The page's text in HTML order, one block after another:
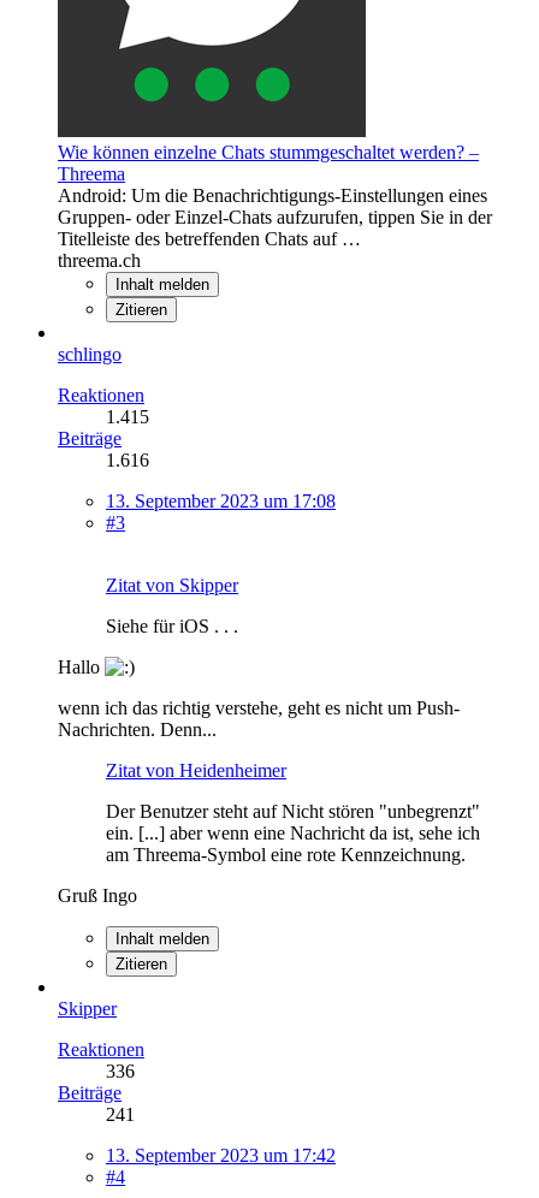
Wie können einzelne Chats stummgeschaltet werden? –
Threema
Android: Um die Benachrichtigungs-Einstellungen eines
Gruppen- oder Einzel-Chats aufzurufen, tippen Sie in der
Titelleiste des betreffenden Chats auf …
threema.ch
Inhalt melden
Zitieren
schlingo
Reaktionen
1.415
Beiträge
1.616
13. September 2023 um 17:08
#3
Zitat von Skipper
Siehe für iOS . . .
Hallo
wenn ich das richtig verstehe, geht es nicht um Push-
Nachrichten. Denn...
Zitat von Heidenheimer
Der Benutzer steht auf Nicht stören "unbegrenzt"
ein. [...] aber wenn eine Nachricht da ist, sehe ich
am Threema-Symbol eine rote Kennzeichnung.
Gruß Ingo
Inhalt melden
Zitieren
Skipper
Reaktionen
336
Beiträge
241
13. September 2023 um 17:42
#4